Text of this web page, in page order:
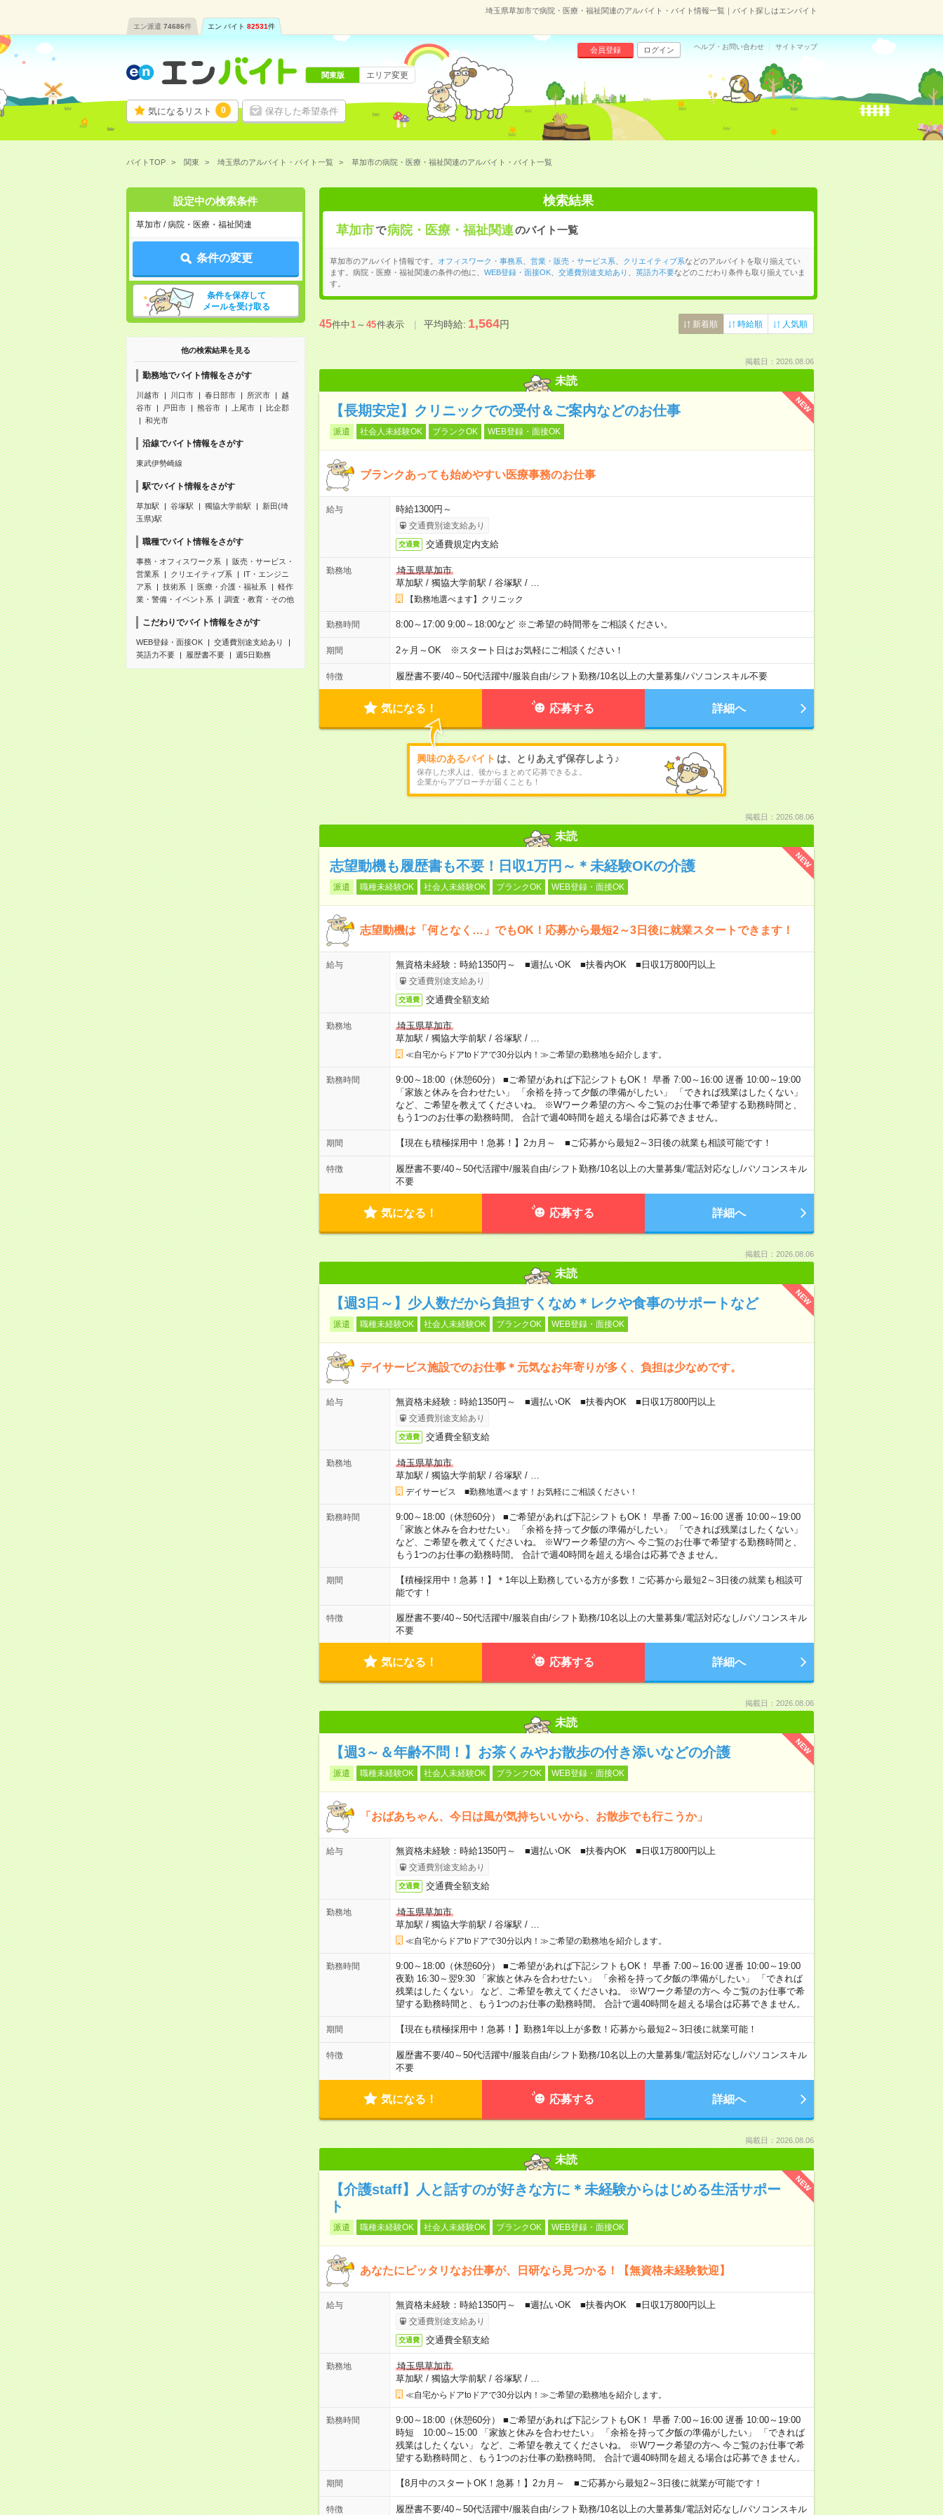
埼玉県草加市で病院・医療・福祉関連のアルバイト・バイト情報一覧｜バイト探しはエンバイト
エン派遣 74686件 エン バイト 82531件
気になるリスト 0 保存した希望条件
会員登録 ログイン ヘルプ・お問い合わせ サイトマップ
関東版 エリア変更
バイトTOP 関東 埼玉県のアルバイト・バイト一覧 草加市の病院・医療・福祉関連のアルバイト・バイト一覧
設定中の検索条件
草加市 / 病院・医療・福祉関連
条件の変更
条件を保存して
メールを受け取る
他の検索結果を見る
勤務地でバイト情報をさがす
川越市 川口市 春日部市 所沢市
越
谷市
戸田市 熊谷市 上尾市
比企郡
和光市
沿線でバイト情報をさがす
東武伊勢崎線
駅でバイト情報をさがす
草加駅 谷塚駅 獨協大学前駅
新田(埼
玉県)駅
職種でバイト情報をさがす
事務・オフィスワーク系
販売・サービス・
営業系
クリエイティブ系
IT・エンジニ
ア系
技術系 医療・介護・福祉系
軽作
業・警備・イベント系
調査・教育・その他
こだわりでバイト情報をさがす
WEB登録・面接OK
交通費別途支給あり
英語力不要
履歴書不要 週5日勤務
検索結果
草加市で病院・医療・福祉関連のバイト一覧
草加市のアルバイト情報です。 オフィスワーク・事務系 営業・販売・サービス系 クリエイティブ系などのアルバイトを取り揃えてい
ます。病院・医療・福祉関連の条件の他に、 WEB登録・面接OK、 交通費別途支給あり 英語力不要などのこだわり条件も取り揃えていま
す。
45件中1～45件表示 平均時給:1,564円 新着順 時給順 人気順
掲載日：2026.08.06
未読
NEW
【長期安定】クリニックでの受付＆ご案内などのお仕事
派遣 社会人未経験OK ブランクOK WEB登録・面接OK
ブランクあっても始めやすい医療事務のお仕事
給与 時給1300円～
交通費別途支給あり
交通費 交通費規定内支給
勤務地
埼玉県草加市
草加駅 / 獨協大学前駅 / 谷塚駅 /
【勤務地選べます】クリニック
勤務時間 8:00～17:00 9:00～18:00など ※ご希望の時間帯をご相談ください。
期間 2ヶ月～OK ※スタート日はお気軽にご相談ください！
特徴 履歴書不要/40～50代活躍中/服装自由/シフト勤務/10名以上の大量募集/パソコンスキル不要
気になる！ 応募する 詳細へ
興味のあるバイト は、とりあえず保存しよう♪
保存した求人は、後からまとめて応募できるよ。
企業からアプローチが届くことも！
掲載日：2026.08.06
未読
NEW
志望動機も履歴書も不要！日収1万円～＊未経験OKの介護
派遣 職種未経験OK 社会人未経験OK ブランクOK WEB登録・面接OK
志望動機は「何となく…」でもOK！応募から最短2～3日後に就業スタートできます！
給与 無資格未経験：時給1350円～ ■週払いOK ■扶養内OK ■日収1万800円以上
交通費別途支給あり
交通費 交通費全額支給
勤務地
埼玉県草加市
草加駅 / 獨協大学前駅 / 谷塚駅 /
≪自宅からドアtoドアで30分以内！≫ご希望の勤務地を紹介します。
勤務時間
9:00～18:00（休憩60分） ■ご希望があれば下記シフトもOK！ 早番 7:00～16:00 遅番 10:00～19:00
「家族と休みを合わせたい」 「余裕を持って夕飯の準備がしたい」 「できれば残業はしたくない」
など、ご希望を教えてくださいね。 ※Wワーク希望の方へ 今ご覧のお仕事で希望する勤務時間と、
もう1つのお仕事の勤務時間。 合計で週40時間を超える場合は応募できません。
期間 【現在も積極採用中！急募！】2カ月～ ■ご応募から最短2～3日後の就業も相談可能です！
特徴 履歴書不要/40～50代活躍中/服装自由/シフト勤務/10名以上の大量募集/電話対応なし/パソコンスキル
不要
気になる！ 応募する 詳細へ
掲載日：2026.08.06
未読
NEW
【週3日～】少人数だから負担すくなめ＊レクや食事のサポートなど
派遣 職種未経験OK 社会人未経験OK ブランクOK WEB登録・面接OK
デイサービス施設でのお仕事＊元気なお年寄りが多く、負担は少なめです。
給与 無資格未経験：時給1350円～ ■週払いOK ■扶養内OK ■日収1万800円以上
交通費別途支給あり
交通費 交通費全額支給
勤務地
埼玉県草加市
草加駅 / 獨協大学前駅 / 谷塚駅 /
デイサービス ■勤務地選べます！お気軽にご相談ください！
勤務時間
9:00～18:00（休憩60分） ■ご希望があれば下記シフトもOK！ 早番 7:00～16:00 遅番 10:00～19:00
「家族と休みを合わせたい」 「余裕を持って夕飯の準備がしたい」 「できれば残業はしたくない」
など、ご希望を教えてくださいね。 ※Wワーク希望の方へ 今ご覧のお仕事で希望する勤務時間と、
もう1つのお仕事の勤務時間。 合計で週40時間を超える場合は応募できません。
期間
【積極採用中！急募！】＊1年以上勤務している方が多数！ご応募から最短2～3日後の就業も相談可
能です！
特徴 履歴書不要/40～50代活躍中/服装自由/シフト勤務/10名以上の大量募集/電話対応なし/パソコンスキル
不要
気になる！ 応募する 詳細へ
掲載日：2026.08.06
未読
NEW
【週3～＆年齢不問！】お茶くみやお散歩の付き添いなどの介護
派遣 職種未経験OK 社会人未経験OK ブランクOK WEB登録・面接OK
「おばあちゃん、今日は風が気持ちいいから、お散歩でも行こうか」
給与 無資格未経験：時給1350円～ ■週払いOK ■扶養内OK ■日収1万800円以上
交通費別途支給あり
交通費 交通費全額支給
勤務地
埼玉県草加市
草加駅 / 獨協大学前駅 / 谷塚駅 /
≪自宅からドアtoドアで30分以内！≫ご希望の勤務地を紹介します。
勤務時間
9:00～18:00（休憩60分） ■ご希望があれば下記シフトもOK！ 早番 7:00～16:00 遅番 10:00～19:00
夜勤 16:30～翌9:30 「家族と休みを合わせたい」 「余裕を持って夕飯の準備がしたい」 「できれば
残業はしたくない」 など、ご希望を教えてくださいね。 ※Wワーク希望の方へ 今ご覧のお仕事で希
望する勤務時間と、もう1つのお仕事の勤務時間。 合計で週40時間を超える場合は応募できません。
期間 【現在も積極採用中！急募！】勤務1年以上が多数！応募から最短2～3日後に就業可能！
特徴 履歴書不要/40～50代活躍中/服装自由/シフト勤務/10名以上の大量募集/電話対応なし/パソコンスキル
不要
気になる！ 応募する 詳細へ
掲載日：2026.08.06
未読
NEW
【介護staff】人と話すのが好きな方に＊未経験からはじめる生活サポー
ト
派遣 職種未経験OK 社会人未経験OK ブランクOK WEB登録・面接OK
あなたにピッタリなお仕事が、日研なら見つかる！【無資格未経験歓迎】
給与 無資格未経験：時給1350円～ ■週払いOK ■扶養内OK ■日収1万800円以上
交通費別途支給あり
交通費 交通費全額支給
勤務地
埼玉県草加市
草加駅 / 獨協大学前駅 / 谷塚駅 /
≪自宅からドアtoドアで30分以内！≫ご希望の勤務地を紹介します。
勤務時間
9:00～18:00（休憩60分） ■ご希望があれば下記シフトもOK！ 早番 7:00～16:00 遅番 10:00～19:00
時短 10:00～15:00 「家族と休みを合わせたい」 「余裕を持って夕飯の準備がしたい」 「できれば
残業はしたくない」 など、ご希望を教えてくださいね。 ※Wワーク希望の方へ 今ご覧のお仕事で希
望する勤務時間と、もう1つのお仕事の勤務時間。 合計で週40時間を超える場合は応募できません。
期間 【8月中のスタートOK！急募！】2カ月～ ■ご応募から最短2～3日後に就業が可能です！
特徴 履歴書不要/40～50代活躍中/服装自由/シフト勤務/10名以上の大量募集/電話対応なし/パソコンスキル